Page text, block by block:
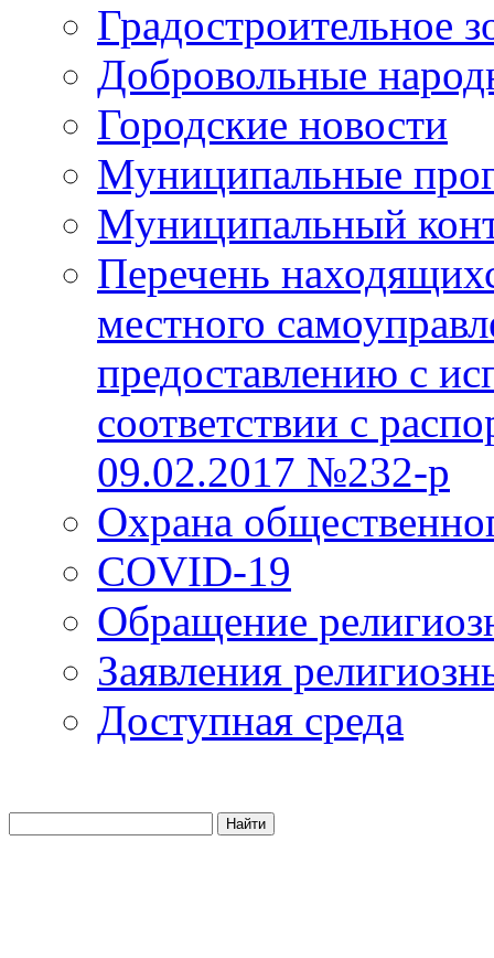
Градостроительное
Добровольные
Городские новости
Муниципальные
Муниципальный
Перечень
местного
предоставлению с
соответствии с
09.02.2017 №232-р
Охрана
COVID-19
Обращение
Заявления
Доступная среда
Найти